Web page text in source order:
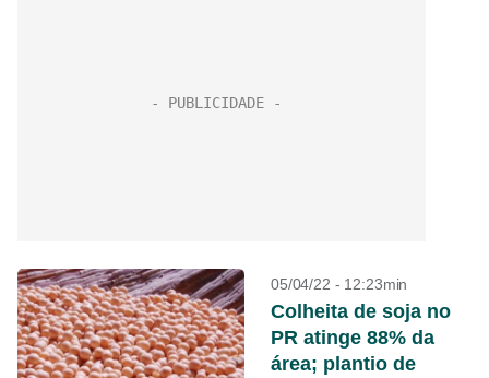
05/04/22 - 12:23min
Colheita de soja no
PR atinge 88% da
área; plantio de